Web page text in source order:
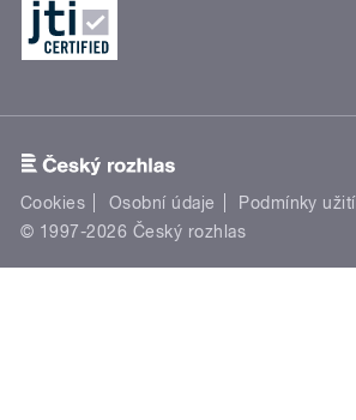
Cookies Osobní údaje Podmínky užití
© 1997-2026 Český rozhlas